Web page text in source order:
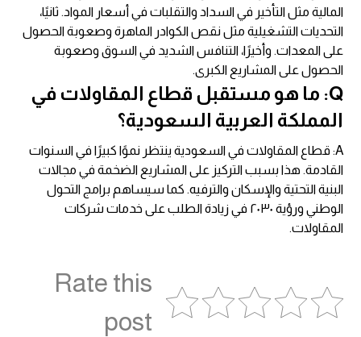
المالية مثل التأخير في السداد والتقلبات في أسعار المواد. ثانيًا،
التحديات التشغيلية مثل نقص الكوادر الماهرة وصعوبة الحصول
على المعدات. وأخيرًا، التنافس الشديد في السوق وصعوبة
الحصول على المشاريع الكبرى.
Q: ما هو مستقبل قطاع المقاولات في
المملكة العربية السعودية؟
A: قطاع المقاولات في السعودية ينتظر نموًا كبيرًا في السنوات
القادمة. هذا بسبب التركيز على المشاريع الضخمة في مجالات
البنية التحتية والإسكان والترفيه. كما سيساهم برامج التحول
الوطني ورؤية ٢٠٣٠ في زيادة الطلب على خدمات شركات
المقاولات.
Rate this
post